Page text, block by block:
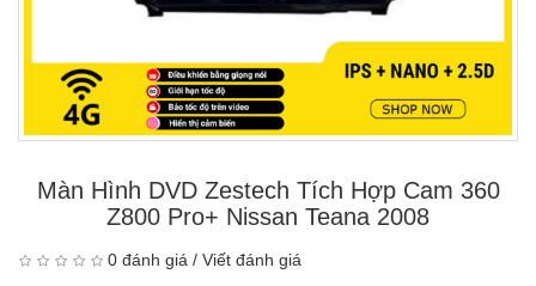
Màn Hình DVD Zestech Tích Hợp Cam 360
Z800 Pro+ Nissan Teana 2008
0 đánh giá / Viết đánh giá